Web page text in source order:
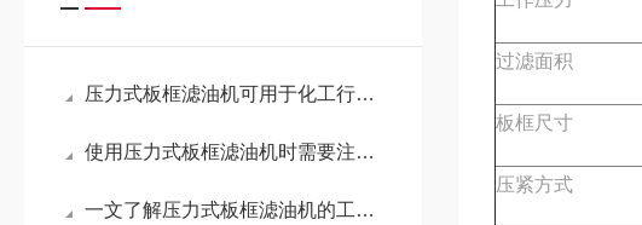
压力式板框滤油机可用于化工行业中的过滤和分离
使用压力式板框滤油机时需要注意以下几点
一文了解压力式板框滤油机的工作原理
过滤面积
板框尺寸
压紧方式